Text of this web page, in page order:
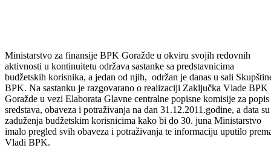
Ministarstvo za finansije BPK Goražde u okviru svojih redovnih
aktivnosti u kontinuitetu održava sastanke sa predstavnicima
budžetskih korisnika, a jedan od njih, održan je danas u sali
BPK. Na sastanku je razgovarano o realizaciji Zaključka Vlade BPK
Goražde u vezi Elaborata Glavne centralne popisne komisije za popis
sredstava, obaveza i potraživanja na dan 31.12.2011.godine, a data